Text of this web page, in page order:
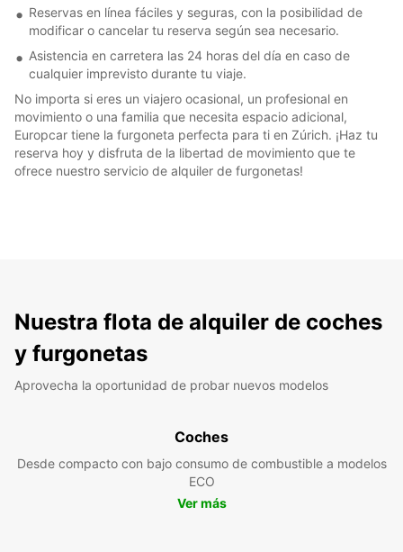
Reservas en línea fáciles y seguras, con la posibilidad de
modificar o cancelar tu reserva según sea necesario.
Asistencia en carretera las 24 horas del día en caso de
cualquier imprevisto durante tu viaje.
No importa si eres un viajero ocasional, un profesional en
movimiento o una familia que necesita espacio adicional,
Europcar tiene la furgoneta perfecta para ti en Zúrich. ¡Haz tu
reserva hoy y disfruta de la libertad de movimiento que te
ofrece nuestro servicio de alquiler de furgonetas!
Nuestra flota de alquiler de coches
y furgonetas
Aprovecha la oportunidad de probar nuevos modelos
Coches
Desde compacto con bajo consumo de combustible a modelos
ECO
Ver más